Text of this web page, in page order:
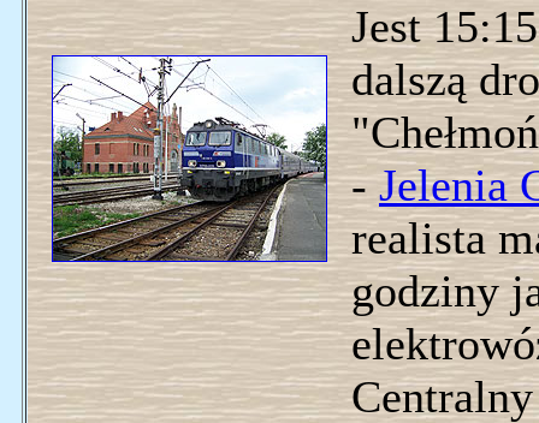
Jest
dalszą
-Jelenia
realista
godziny